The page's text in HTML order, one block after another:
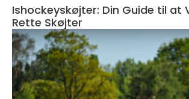
Ishockeyskøjter: Din Guide til at
Rette Skøjter